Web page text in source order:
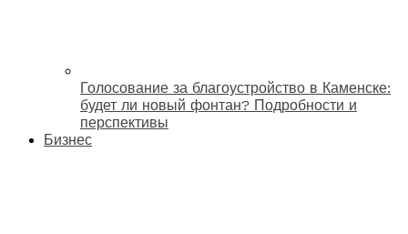
Голосование за благоустройство в Каменске:
будет ли новый фонтан? Подробности и
перспективы
Бизнес